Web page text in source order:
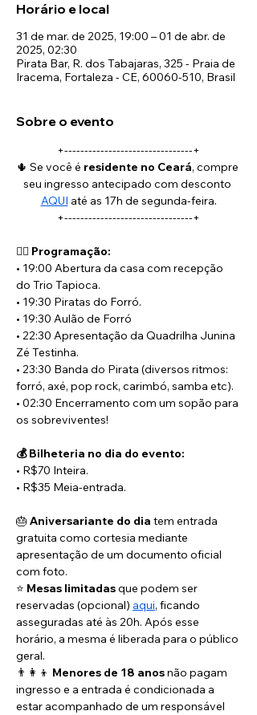
Horário e local
31 de mar. de 2025, 19:00 – 01 de abr. de
2025, 02:30
Pirata Bar, R. dos Tabajaras, 325 - Praia de
Iracema, Fortaleza - CE, 60060-510, Brasil
Sobre o evento
+--------------------------------+
🌵 Se você é residente no Ceará, compre
seu ingresso antecipado com desconto
AQUI até as 17h de segunda-feira.
+--------------------------------+
🏴‍☠️ Programação:
• 19:00 Abertura da casa com recepção
do Trio Tapioca.
• 19:30 Piratas do Forró.
• 19:30 Aulão de Forró
• 22:30 Apresentação da Quadrilha Junina
Zé Testinha.
• 23:30 Banda do Pirata (diversos ritmos:
forró, axé, pop rock, carimbó, samba etc).
• 02:30 Encerramento com um sopão para
os sobreviventes!
💰 Bilheteria no dia do evento:
• R$70 Inteira.
• R$35 Meia-entrada.
🎂 Aniversariante do dia tem entrada
gratuita como cortesia mediante
apresentação de um documento oficial
com foto.
⭐️ Mesas limitadas que podem ser
reservadas (opcional) aqui, ficando
asseguradas até às 20h. Após esse
horário, a mesma é liberada para o público
geral.
👨‍👩‍👦 Menores de 18 anos não pagam
ingresso e a entrada é condicionada a
estar acompanhado de um responsável